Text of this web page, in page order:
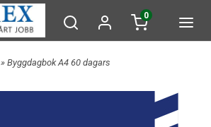
0
» Byggdagbok A4 60 dagars